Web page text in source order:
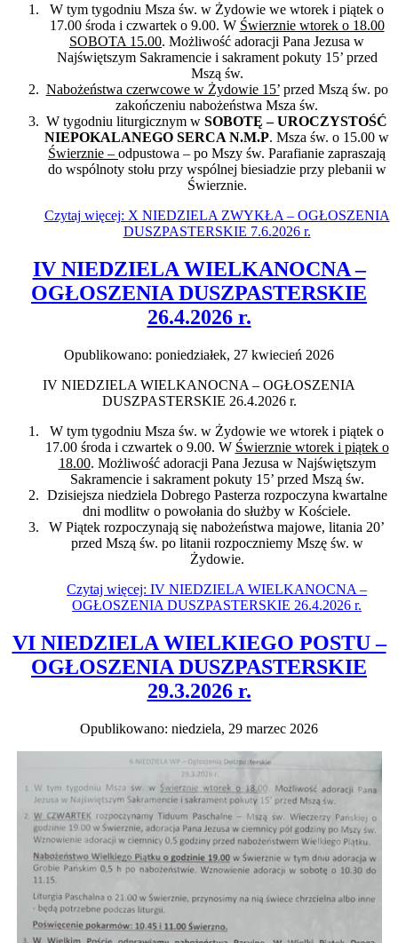
W tym tygodniu Msza św. w Żydowie we wtorek i piątek o
17.00 środa i czwartek o 9.00. W Świerznie wtorek o 18.00
SOBOTA 15.00. Możliwość adoracji Pana Jezusa w
Najświętszym Sakramencie i sakrament pokuty 15’ przed
Mszą św.
Nabożeństwa czerwcowe w Żydowie 15’przed Mszą św. po
zakończeniu nabożeństwa Msza św.
W tygodniu liturgicznym w SOBOTĘ – UROCZYSTOŚĆ
NIEPOKALANEGO SERCA N.M.P. Msza św. o 15.00 w
Świerznie – odpustowa – po Mszy św. Parafianie zapraszają
do wspólnoty stołu przy wspólnej biesiadzie przy plebanii w
Świerznie.
Czytaj więcej: X NIEDZIELA ZWYKŁA – OGŁOSZENIA
DUSZPASTERSKIE 7.6.2026 r.
IV NIEDZIELA WIELKANOCNA –
OGŁOSZENIA DUSZPASTERSKIE
26.4.2026 r.
Opublikowano: poniedziałek, 27 kwiecień 2026
IV NIEDZIELA WIELKANOCNA – OGŁOSZENIA
DUSZPASTERSKIE 26.4.2026 r.
W tym tygodniu Msza św. w Żydowie we wtorek i piątek o
17.00 środa i czwartek o 9.00. W Świerznie wtorek i piątek o
18.00. Możliwość adoracji Pana Jezusa w Najświętszym
Sakramencie i sakrament pokuty 15’ przed Mszą św.
Dzisiejsza niedziela Dobrego Pasterza rozpoczyna kwartalne
dni modlitw o powołania do służby w Kościele.
W Piątek rozpoczynają się nabożeństwa majowe, litania 20’
przed Mszą św. po litanii rozpoczniemy Mszę św. w
Żydowie.
Czytaj więcej: IV NIEDZIELA WIELKANOCNA –
OGŁOSZENIA DUSZPASTERSKIE 26.4.2026 r.
VI NIEDZIELA WIELKIEGO POSTU –
OGŁOSZENIA DUSZPASTERSKIE
29.3.2026 r.
Opublikowano: niedziela, 29 marzec 2026